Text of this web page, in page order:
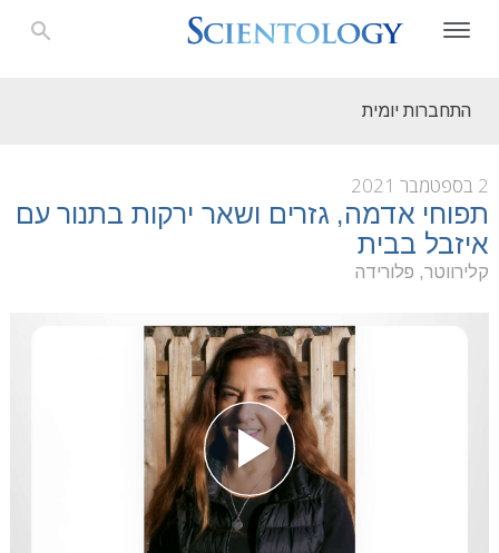
התחברות יומית
2 בספטמבר 2021
תפוחי אדמה, גזרים ושאר ירקות בתנור עם
איזבל בבית
קלירווטר, פלורידה